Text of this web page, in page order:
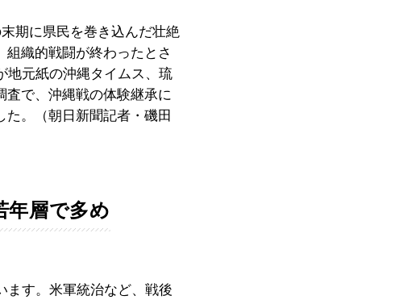
期に県民を巻き込んだ壮絶
織的戦闘が終わったとさ
地元紙の沖縄タイムス、琉
で、沖縄戦の体験継承に
。（朝日新聞記者・磯田
年層で多め
ます。米軍統治など、戦後